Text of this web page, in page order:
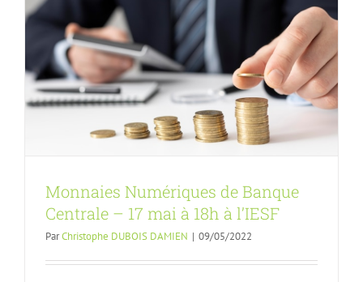
Monnaies Numériques de Banque
Centrale – 17 mai à 18h à l’IESF
ParChristophe DUBOIS DAMIEN | 09/05/2022